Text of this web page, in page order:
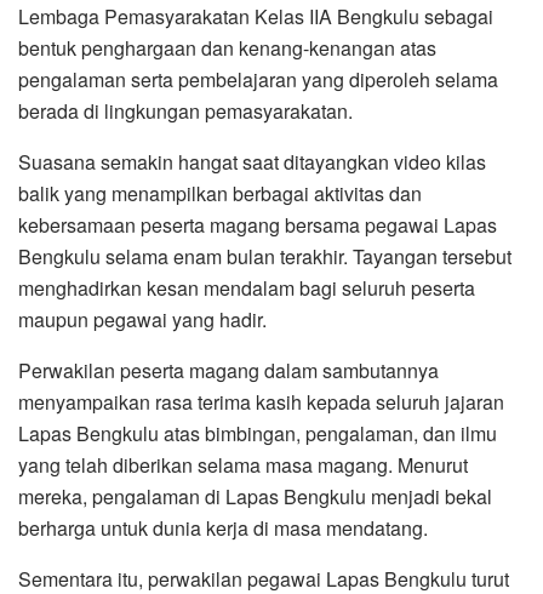
Lembaga Pemasyarakatan Kelas IIA Bengkulu sebagai
bentuk penghargaan dan kenang-kenangan atas
pengalaman serta pembelajaran yang diperoleh selama
berada di lingkungan pemasyarakatan.
Suasana semakin hangat saat ditayangkan video kilas
balik yang menampilkan berbagai aktivitas dan
kebersamaan peserta magang bersama pegawai Lapas
Bengkulu selama enam bulan terakhir. Tayangan tersebut
menghadirkan kesan mendalam bagi seluruh peserta
maupun pegawai yang hadir.
Perwakilan peserta magang dalam sambutannya
menyampaikan rasa terima kasih kepada seluruh jajaran
Lapas Bengkulu atas bimbingan, pengalaman, dan ilmu
yang telah diberikan selama masa magang. Menurut
mereka, pengalaman di Lapas Bengkulu menjadi bekal
berharga untuk dunia kerja di masa mendatang.
Sementara itu, perwakilan pegawai Lapas Bengkulu turut